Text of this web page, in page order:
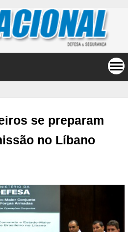
se preparam
no Líbano